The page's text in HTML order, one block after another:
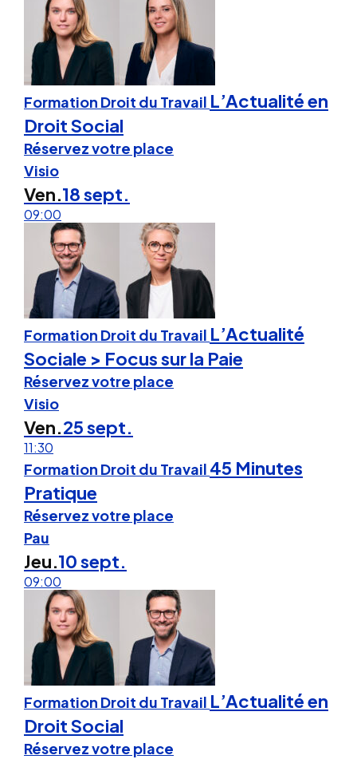
Formation Droit du Travail L’Actualité en
Droit Social
Réservez votre place
Visio
Ven.18 sept.
09:00
Formation Droit du Travail L’Actualité
Sociale > Focus sur la Paie
Réservez votre place
Visio
Ven.25 sept.
11:30
Formation Droit du Travail 45 Minutes
Pratique
Réservez votre place
Pau
Jeu.10 sept.
09:00
Formation Droit du Travail L’Actualité en
Droit Social
Réservez votre place